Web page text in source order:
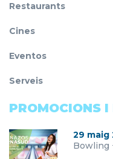
Restaurants
Cines
Eventos
Serveis
PROMOCIONS I
29 maig
Bowling